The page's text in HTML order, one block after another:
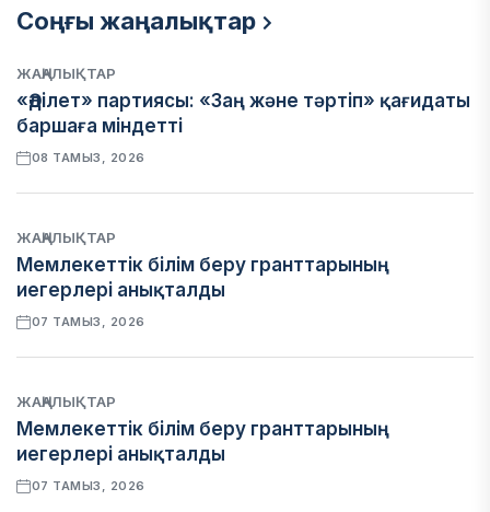
Соңғы жаңалықтар
ЖАҢАЛЫҚТАР
«Әділет» партиясы: «Заң және тәртіп» қағидаты
баршаға міндетті
08 ТАМЫЗ, 2026
ЖАҢАЛЫҚТАР
Мемлекеттік білім беру гранттарының
иегерлері анықталды
07 ТАМЫЗ, 2026
ЖАҢАЛЫҚТАР
Мемлекеттік білім беру гранттарының
иегерлері анықталды
07 ТАМЫЗ, 2026